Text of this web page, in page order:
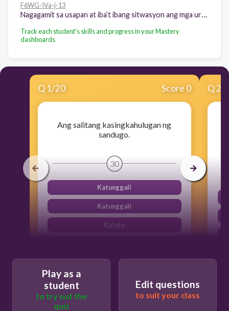
F6WG-IVa-j-13
Track each student's skills and progress in your Mastery
dashboards
Q 1/20 Score 0
Ang salitang kasingkahulugan ng
sandugo.
30
Katunggali
Katunggali
Katalo
Q2
Play as a
student
to try out the
quiz
Edit questions
to suit your class